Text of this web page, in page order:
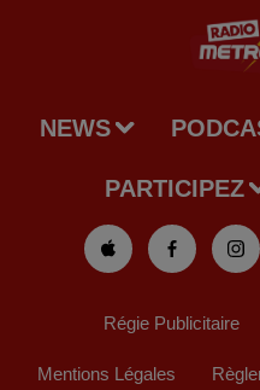
NEWS
PARTICIPEZ
Régie Publicitaire
Mentions Légales